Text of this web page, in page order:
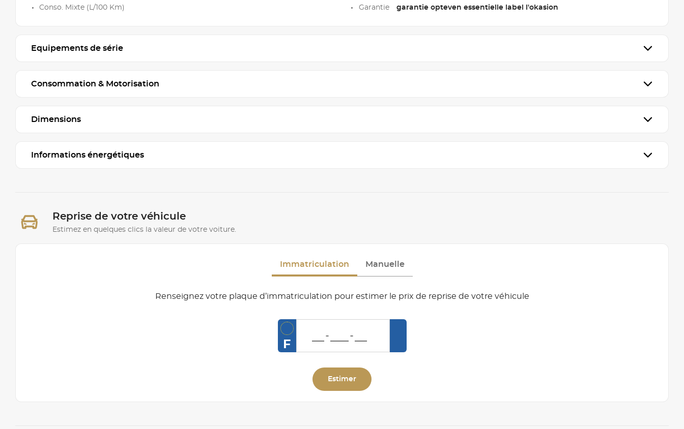
Conso. Mixte (L/100 Km) Garantie garantie opteven essentielle label l'okasion
Equipements de série
Consommation & Motorisation
Dimensions
Informations énergétiques
Reprise de votre véhicule
Estimez en quelques clics la valeur de votre voiture.
Immatriculation Manuelle
Renseignez votre plaque d’immatriculation pour estimer le prix de reprise de votre véhicule
F
Estimer